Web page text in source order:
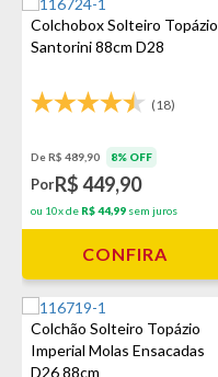
Colchobox Solteiro Topázio
Santorini 88cm D28
(18)
De R$ 489,90 8% OFF
PorR$ 449,90
ou 10x de R$ 44,99 sem juros
CONFIRA
Colchão Solteiro Topázio
Imperial Molas Ensacadas
D26 88cm